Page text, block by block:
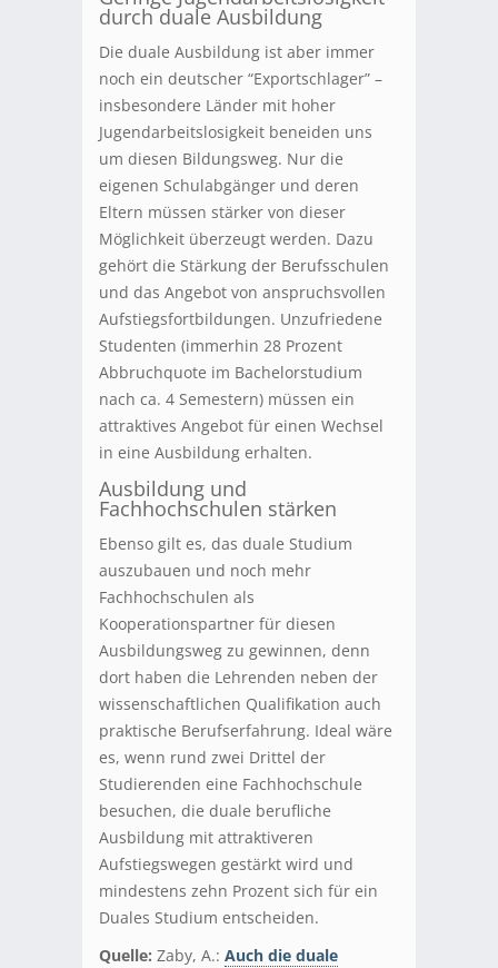
durch duale Ausbildung
Die duale Ausbildung ist aber immer
noch ein deutscher “Exportschlager” –
insbesondere Länder mit hoher
Jugendarbeitslosigkeit beneiden uns
um diesen Bildungsweg. Nur die
eigenen Schulabgänger und deren
Eltern müssen stärker von dieser
Möglichkeit überzeugt werden. Dazu
gehört die Stärkung der Berufsschulen
und das Angebot von anspruchsvollen
Aufstiegsfortbildungen. Unzufriedene
Studenten (immerhin 28 Prozent
Abbruchquote im Bachelorstudium
nach ca. 4 Semestern) müssen ein
attraktives Angebot für einen Wechsel
in eine Ausbildung erhalten.
Ausbildung und
Fachhochschulen stärken
Ebenso gilt es, das duale Studium
auszubauen und noch mehr
Fachhochschulen als
Kooperationspartner für diesen
Ausbildungsweg zu gewinnen, denn
dort haben die Lehrenden neben der
wissenschaftlichen Qualifikation auch
praktische Berufserfahrung. Ideal wäre
es, wenn rund zwei Drittel der
Studierenden eine Fachhochschule
besuchen, die duale berufliche
Ausbildung mit attraktiveren
Aufstiegswegen gestärkt wird und
mindestens zehn Prozent sich für ein
Duales Studium entscheiden.
Quelle: Zaby, A.: Auch die duale